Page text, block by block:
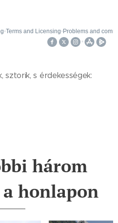
sztorik, s érdekességek:
három
a honlapon